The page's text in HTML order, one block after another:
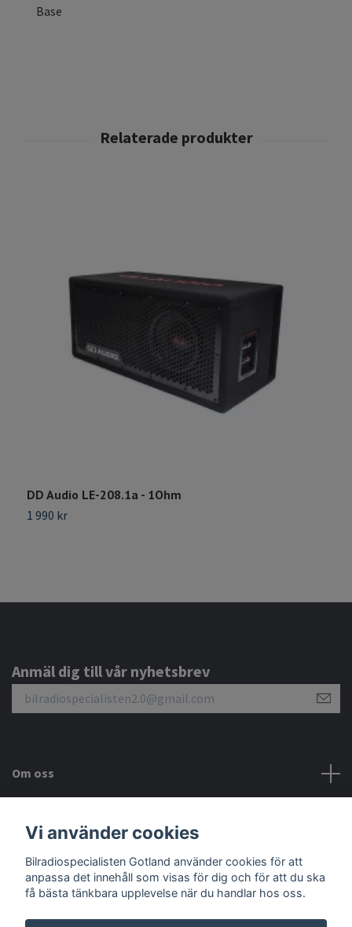
Base
DD Audio LE-208.1a - 1Ohm
1 990 kr
Anmäl dig till vår nyhetsbrev
Om oss
Sociala medier
Vi använder cookies
Bilradiospecialisten Gotland använder cookies för att
anpassa det innehåll som visas för dig och för att du ska
få bästa tänkbara upplevelse när du handlar hos oss.